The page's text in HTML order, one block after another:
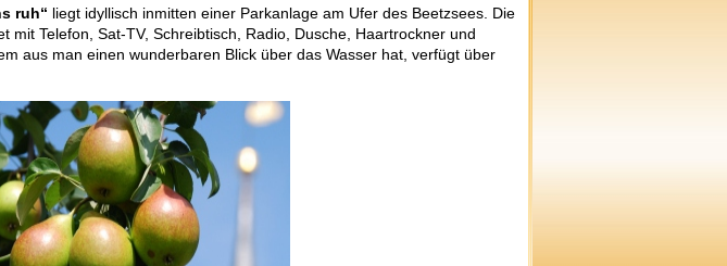
ruh“ liegt idyllisch inmitten einer Parkanlage am Ufer des Beetzsees. Die
mit Telefon, Sat-TV, Schreibtisch, Radio, Dusche, Haartrockner und
aus man einen wunderbaren Blick über das Wasser hat, verfügt über